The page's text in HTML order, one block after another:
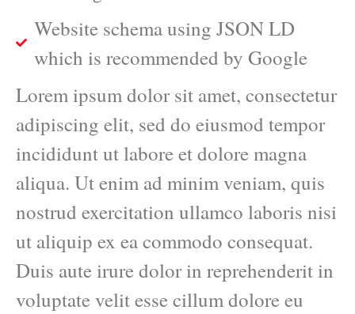
Website schema using JSON LD
which is recommended by Google
Lorem ipsum dolor sit amet, consectetur
adipiscing elit, sed do eiusmod tempor
incididunt ut labore et dolore magna
aliqua. Ut enim ad minim veniam, quis
nostrud exercitation ullamco laboris nisi
ut aliquip ex ea commodo consequat.
Duis aute irure dolor in reprehenderit in
voluptate velit esse cillum dolore eu